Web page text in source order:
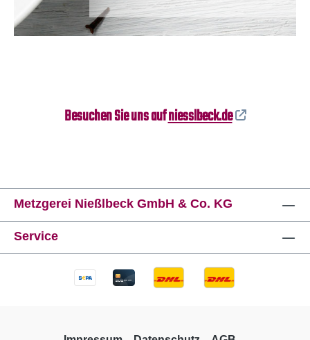
Besuchen Sie uns aufniesslbeck.de
Metzgerei Nießlbeck GmbH & Co. KG
Service